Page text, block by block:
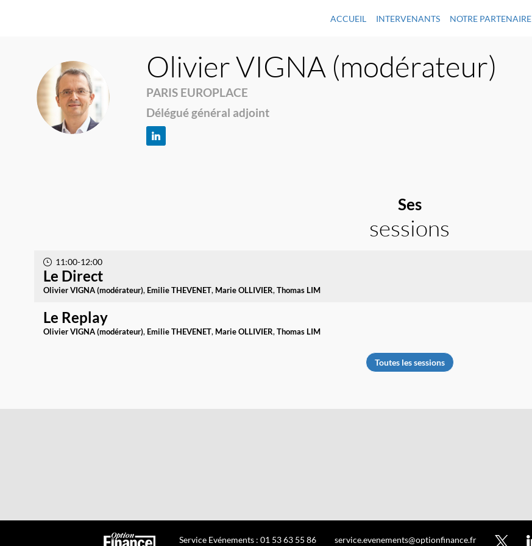
ACCUEIL INTERVENANTS NOTRE PARTENAIRE
OV(
OlivierVIGNA (modérateur)
PARIS EUROPLACE
Délégué général adjoint
Ses
sessions
11:00-12:00
Le Direct
OlivierVIGNA (modérateur) EmilieTHEVENET MarieOLLIVIER Thomas LIM
Le Replay
OlivierVIGNA (modérateur) EmilieTHEVENET MarieOLLIVIER Thomas LIM
Toutes les sessions
Service Evénements : 01 53 63 55 86 service.evenements@optionfinance.fr